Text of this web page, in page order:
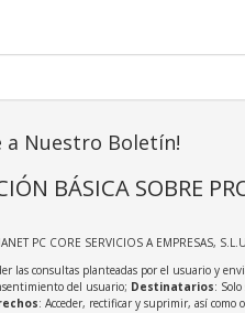
a Nuestro Boletín!
BÁSICA SOBRE
PC CORE SERVICIOS A EMPRESAS,
las consultas planteadas por el usuario y
del usuario; Destinatarios:
: Acceder, rectificar y suprimir, así como